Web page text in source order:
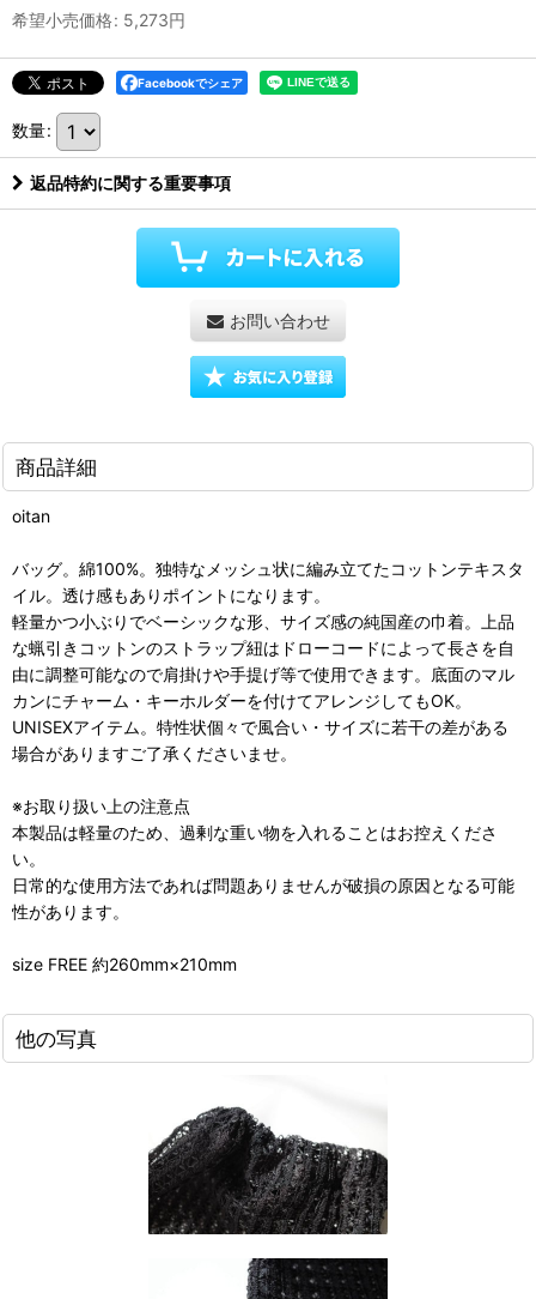
希望小売価格: 5,273円
Facebookでシェア
数量:
返品特約に関する重要事項
お問い合わせ
商品詳細
oitan
バッグ。綿100%。独特なメッシュ状に編み立てたコットンテキスタ
イル。透け感もありポイントになります。
軽量かつ小ぶりでベーシックな形、サイズ感の純国産の巾着。上品
な蝋引きコットンのストラップ紐はドローコードによって長さを自
由に調整可能なので肩掛けや手提げ等で使用できます。底面のマル
カンにチャーム・キーホルダーを付けてアレンジしてもOK。
UNISEXアイテム。特性状個々で風合い・サイズに若干の差がある
場合がありますご了承くださいませ。
※お取り扱い上の注意点
本製品は軽量のため、過剰な重い物を入れることはお控えくださ
い。
日常的な使用方法であれば問題ありませんが破損の原因となる可能
性があります。
size FREE 約260mm×210mm
他の写真